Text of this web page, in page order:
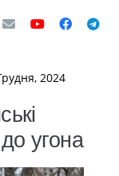
2024
угона